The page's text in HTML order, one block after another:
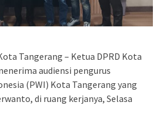
Tangerang – Ketua DPRD Kota
audiensi pengurus
(PWI) Kota Tangerang yang
di ruang kerjanya, Selasa